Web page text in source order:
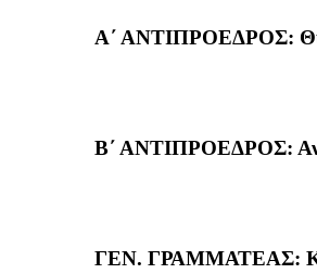
Α΄ ΑΝΤΙΠΡΟΕΔΡΟΣ:
Β΄ ΑΝΤΙΠΡΟΕΔΡΟΣ:
ΓΕΝ. ΓΡΑΜΜΑΤΕΑΣ: